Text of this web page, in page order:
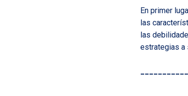
En primer
las
las
estrategias a